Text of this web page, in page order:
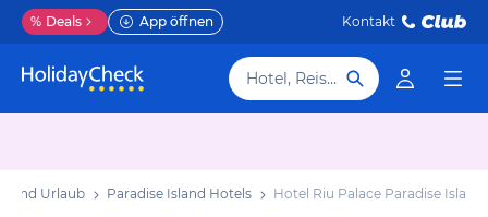
% Deals App öffnen Kontakt
Hotel, Reiseziel
Urlaub Paradise Island Hotels Hotel Riu Palace Paradise Island